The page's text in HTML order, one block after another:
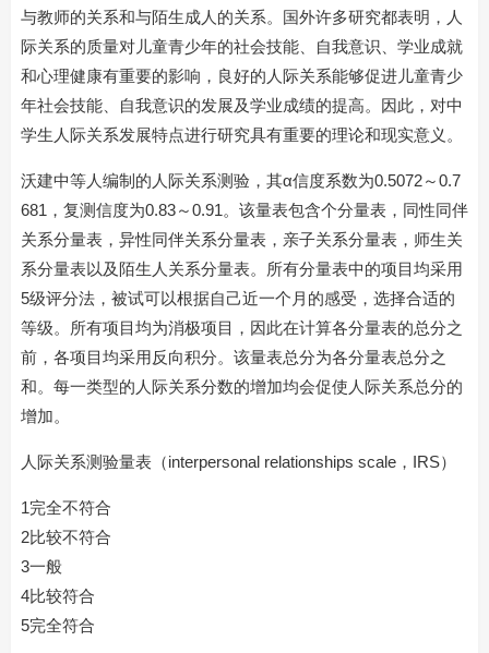
与教师的关系和与陌生成人的关系。国外许多研究都表明，人
际关系的质量对儿童青少年的社会技能、自我意识、学业成就
和心理健康有重要的影响，良好的人际关系能够促进儿童青少
年社会技能、自我意识的发展及学业成绩的提高。因此，对中
学生人际关系发展特点进行研究具有重要的理论和现实意义。
沃建中等人编制的人际关系测验，其α信度系数为0.5072～0.7
681，复测信度为0.83～0.91。该量表包含个分量表，同性同伴
关系分量表，异性同伴关系分量表，亲子关系分量表，师生关
系分量表以及陌生人关系分量表。所有分量表中的项目均采用
5级评分法，被试可以根据自己近一个月的感受，选择合适的
等级。所有项目均为消极项目，因此在计算各分量表的总分之
前，各项目均采用反向积分。该量表总分为各分量表总分之
和。每一类型的人际关系分数的增加均会促使人际关系总分的
增加。
人际关系测验量表（interpersonal relationships scale，IRS）
1完全不符合
2比较不符合
3一般
4比较符合
5完全符合